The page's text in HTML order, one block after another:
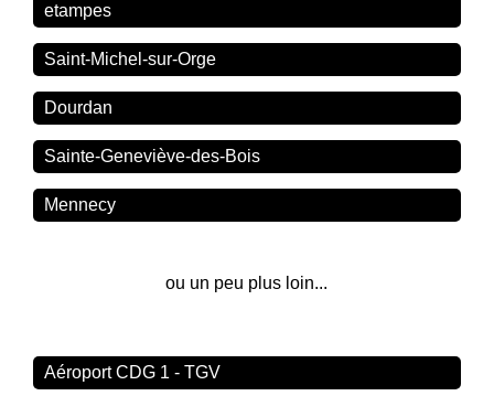
etampes
Saint-Michel-sur-Orge
Dourdan
Sainte-Geneviève-des-Bois
Mennecy
ou un peu plus loin...
Aéroport CDG 1 - TGV